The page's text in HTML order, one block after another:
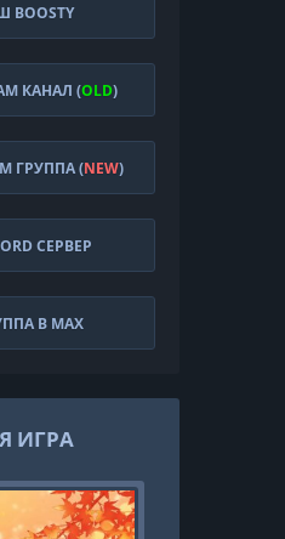
BOOSTY
КАНАЛ (OLD)
ГРУППА (NEW)
СЕРВЕР
В MAX
ИГРА